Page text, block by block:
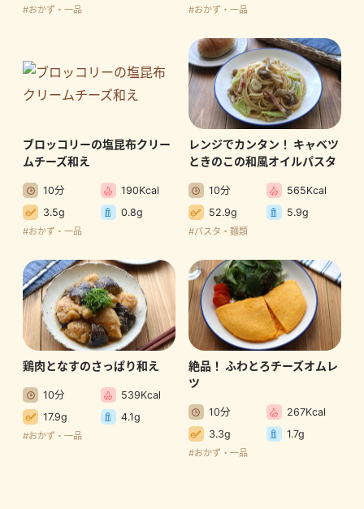
#おかず・一品 #おかず・一品
ブロッコリーの塩昆布クリー
ムチーズ和え
10分
190Kcal
3.5g
0.8g
#おかず・一品
レンジでカンタン！ キャベツ
ときのこの和風オイルパスタ
10分
565Kcal
52.9g
5.9g
#パスタ・麺類
鶏肉となすのさっぱり和え
10分
539Kcal
17.9g
4.1g
#おかず・一品
絶品！ ふわとろチーズオムレ
ツ
10分
267Kcal
3.3g
1.7g
#おかず・一品